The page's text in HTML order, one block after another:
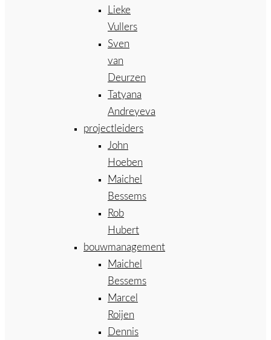
Lieke
Vullers
Sven
van
Deurzen
Tatyana
Andreyeva
projectleiders
John
Hoeben
Maichel
Bessems
Rob
Hubert
bouwmanagement
Maichel
Bessems
Marcel
Roijen
Dennis